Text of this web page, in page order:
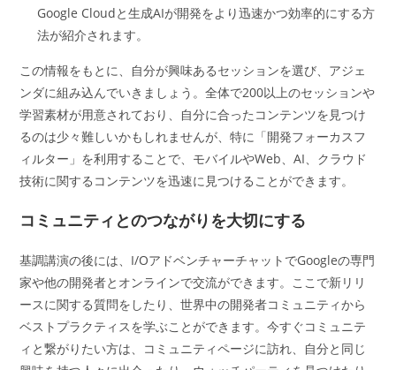
Google Cloudと生成AIが開発をより迅速かつ効率的にする方
法が紹介されます。
この情報をもとに、自分が興味あるセッションを選び、アジェ
ンダに組み込んでいきましょう。全体で200以上のセッションや
学習素材が用意されており、自分に合ったコンテンツを見つけ
るのは少々難しいかもしれませんが、特に「開発フォーカスフ
ィルター」を利用することで、モバイルやWeb、AI、クラウド
技術に関するコンテンツを迅速に見つけることができます。
コミュニティとのつながりを大切にする
基調講演の後には、I/OアドベンチャーチャットでGoogleの専門
家や他の開発者とオンラインで交流ができます。ここで新リリ
ースに関する質問をしたり、世界中の開発者コミュニティから
ベストプラクティスを学ぶことができます。今すぐコミュニテ
ィと繋がりたい方は、コミュニティページに訪れ、自分と同じ